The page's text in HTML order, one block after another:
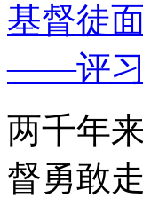
基督徒
——评习
两千年
督勇敢